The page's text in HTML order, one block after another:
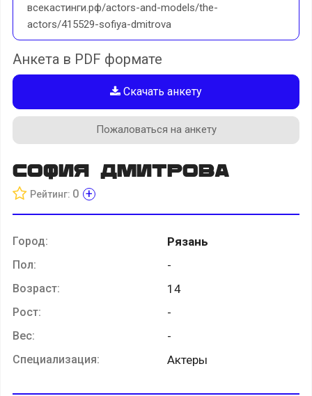
всекастинги.рф/actors-and-models/the-
actors/415529-sofiya-dmitrova
Анкета в PDF формате
Скачать анкету
Пожаловаться на анкету
София Дмитрова
Рейтинг: 0 +
Город: Рязань
Пол: -
Возраст: 14
Рост: -
Вес: -
Специализация: Актеры